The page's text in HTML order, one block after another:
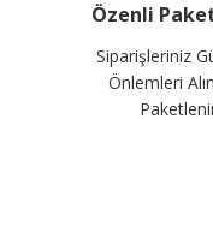
Özenli
Siparişleriniz
Önlemleri